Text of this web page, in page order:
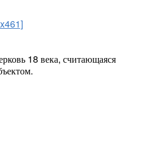
18 века, считающаяся